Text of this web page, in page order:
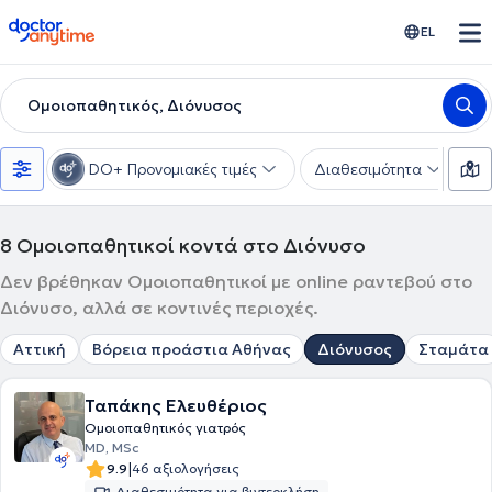
doctoranytime EL
Ομοιοπαθητικός, Διόνυσος
DO+ Προνομιακές τιμές Διαθεσιμότητα
8 Ομοιοπαθητικοί κοντά στο Διόνυσο
Δεν βρέθηκαν Ομοιοπαθητικοί με online ραντεβού στο
Διόνυσο, αλλά σε κοντινές περιοχές.
Αττική Βόρεια προάστια Αθήνας Διόνυσος Σταμάτα
Ταπάκης Ελευθέριος
Ομοιοπαθητικός γιατρός
MD, MSc
9.9|46 αξιολογήσεις